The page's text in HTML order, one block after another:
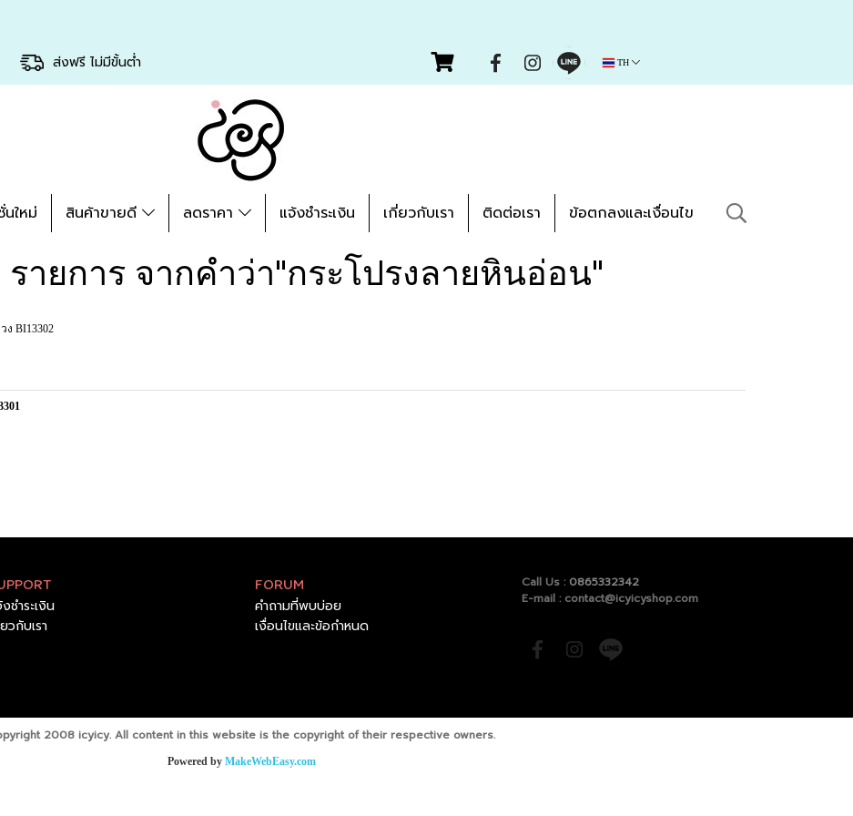
ส่งฟรี ไม่มีขั้นต่ำ TH
ใหม่ สินค้าขายดี ลดราคา แจ้งชำระเงิน เกี่ยวกับเรา ติดต่อเรา ข้อตกลงและเงื่อนไข
ายการ จากคำว่า"กระโปรงลายหินอ่อน"
ง BI13302
ชำระเงิน
วกับเรา
FORUM
คำถามที่พบบ่อย
เงื่อนไขและข้อกำหนด
Call Us : 0865332342
E-mail : contact@icyicyshop.com
2008 icyicy. All content in this website is the copyright of their respective owners.
Powered by MakeWebEasy.com